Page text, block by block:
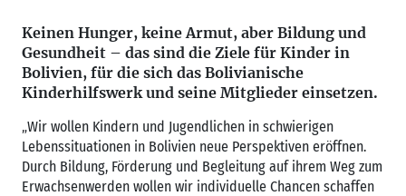
Keinen Hunger, keine Armut, aber Bildung und
Gesundheit – das sind die Ziele für Kinder in
Bolivien, für die sich das Bolivianische
Kinderhilfswerk und seine Mitglieder einsetzen.
„Wir wollen Kindern und Jugendlichen in schwierigen
Lebenssituationen in Bolivien neue Perspektiven eröffnen.
Durch Bildung, Förderung und Begleitung auf ihrem Weg zum
Erwachsenwerden wollen wir individuelle Chancen schaffen